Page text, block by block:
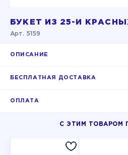
БУКЕТ ИЗ 25-И
Арт. 5159
ОПИСАНИЕ
БЕСПЛАТНАЯ ДОСТАВКА
ОПЛАТА
С ЭТИМ ТОВАРОМ